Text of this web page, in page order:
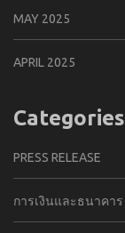
MAY 2025
APRIL 2025
Categories
PRESS RELEASE
การเงินและธนาคาร